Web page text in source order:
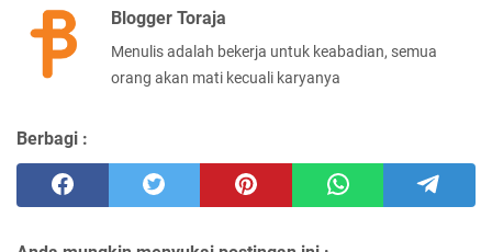
Blogger Toraja
Menulis adalah bekerja untuk keabadian, semua
orang akan mati kecuali karyanya
Berbagi :